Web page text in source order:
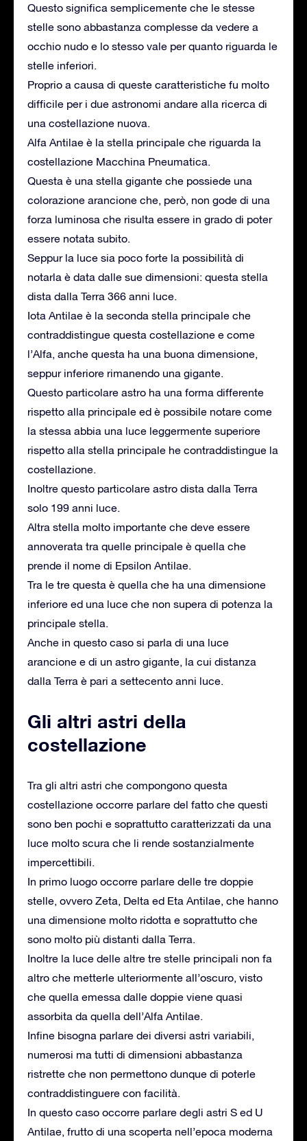
Questo significa semplicemente che le stesse
stelle sono abbastanza complesse da vedere a
occhio nudo e lo stesso vale per quanto riguarda le
stelle inferiori.
Proprio a causa di queste caratteristiche fu molto
difficile per i due astronomi andare alla ricerca di
una costellazione nuova.
Alfa Antilae è la stella principale che riguarda la
costellazione Macchina Pneumatica.
Questa è una stella gigante che possiede una
colorazione arancione che, però, non gode di una
forza luminosa che risulta essere in grado di poter
essere notata subito.
Seppur la luce sia poco forte la possibilità di
notarla è data dalle sue dimensioni: questa stella
dista dalla Terra 366 anni luce.
Iota Antilae è la seconda stella principale che
contraddistingue questa costellazione e come
l’Alfa, anche questa ha una buona dimensione,
seppur inferiore rimanendo una gigante.
Questo particolare astro ha una forma differente
rispetto alla principale ed è possibile notare come
la stessa abbia una luce leggermente superiore
rispetto alla stella principale he contraddistingue la
costellazione.
Inoltre questo particolare astro dista dalla Terra
solo 199 anni luce.
Altra stella molto importante che deve essere
annoverata tra quelle principale è quella che
prende il nome di Epsilon Antilae.
Tra le tre questa è quella che ha una dimensione
inferiore ed una luce che non supera di potenza la
principale stella.
Anche in questo caso si parla di una luce
arancione e di un astro gigante, la cui distanza
dalla Terra è pari a settecento anni luce.
Gli altri astri della
costellazione
Tra gli altri astri che compongono questa
costellazione occorre parlare del fatto che questi
sono ben pochi e soprattutto caratterizzati da una
luce molto scura che li rende sostanzialmente
impercettibili.
In primo luogo occorre parlare delle tre doppie
stelle, ovvero Zeta, Delta ed Eta Antilae, che hanno
una dimensione molto ridotta e soprattutto che
sono molto più distanti dalla Terra.
Inoltre la luce delle altre tre stelle principali non fa
altro che metterle ulteriormente all’oscuro, visto
che quella emessa dalle doppie viene quasi
assorbita da quella dell’Alfa Antilae.
Infine bisogna parlare dei diversi astri variabili,
numerosi ma tutti di dimensioni abbastanza
ristrette che non permettono dunque di poterle
contraddistinguere con facilità.
In questo caso occorre parlare degli astri S ed U
Antilae, frutto di una scoperta nell’epoca moderna